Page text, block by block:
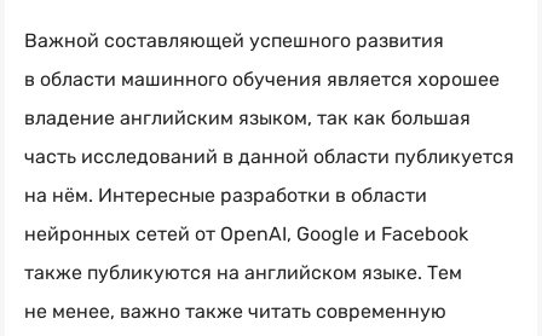
Важной составляющей успешного развития
в области машинного обучения является хорошее
владение английским языком, так как большая
часть исследований в данной области публикуется
на нём. Интересные разработки в области
нейронных сетей от OpenAI, Google и Facebook
также публикуются на английском языке. Тем
не менее, важно также читать современную